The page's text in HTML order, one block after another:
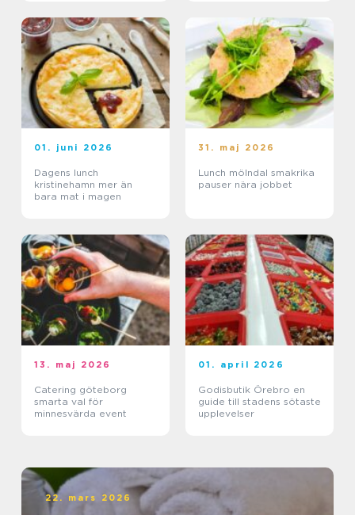
01. juni 2026
Dagens lunch
kristinehamn mer än
bara mat i magen
31. maj 2026
Lunch mölndal smakrika
pauser nära jobbet
13. maj 2026
Catering göteborg
smarta val för
minnesvärda event
01. april 2026
Godisbutik Örebro en
guide till stadens sötaste
upplevelser
22. mars 2026